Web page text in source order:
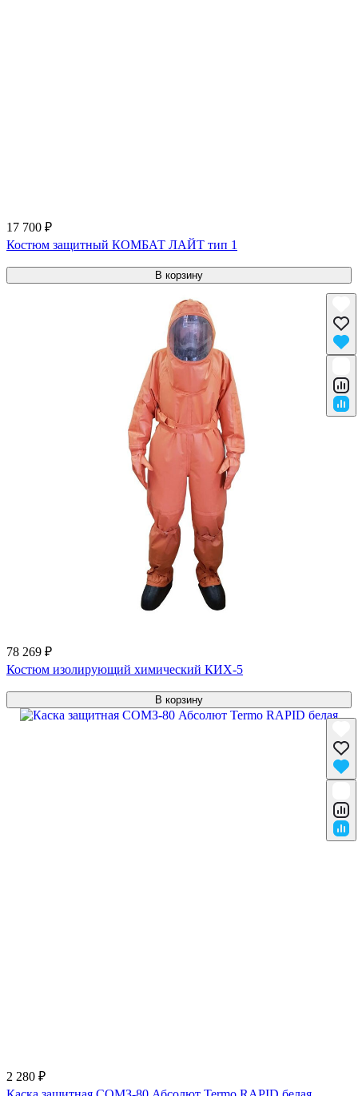
17 700 ₽
Костюм защитный КОМБАТ ЛАЙТ тип 1
В корзину
78 269 ₽
Костюм изолирующий химический КИХ-5
В корзину
2 280 ₽